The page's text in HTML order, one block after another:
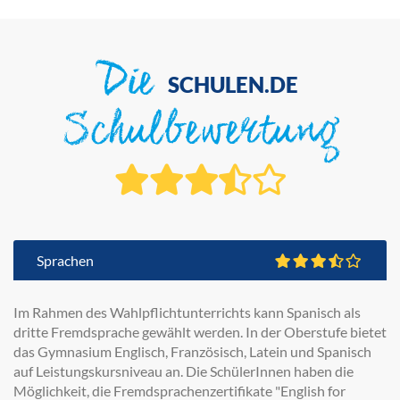
Die SCHULEN.DE
Schulbewertung
Sprachen
Im Rahmen des Wahlpflichtunterrichts kann Spanisch als
dritte Fremdsprache gewählt werden. In der Oberstufe bietet
das Gymnasium Englisch, Französisch, Latein und Spanisch
auf Leistungskursniveau an. Die SchülerInnen haben die
Möglichkeit, die Fremdsprachenzertifikate "English for